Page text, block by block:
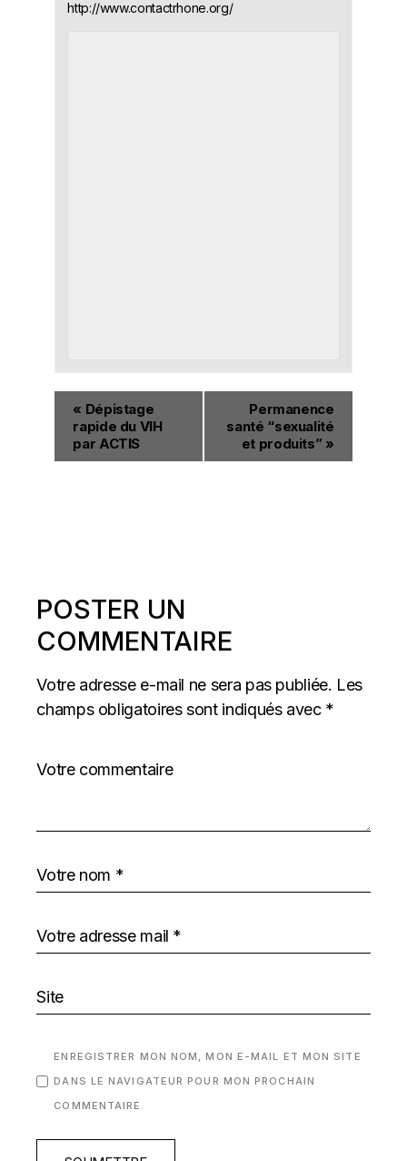
http://www.contactrhone.org/
« Dépistage
rapide du VIH
par ACTIS
Permanence
santé “sexualité
et produits” »
POSTER UN
COMMENTAIRE
Votre adresse e-mail ne sera pas publiée. Les
champs obligatoires sont indiqués avec *
ENREGISTRER MON NOM, MON E-MAIL ET MON SITE
DANS LE NAVIGATEUR POUR MON PROCHAIN
COMMENTAIRE.